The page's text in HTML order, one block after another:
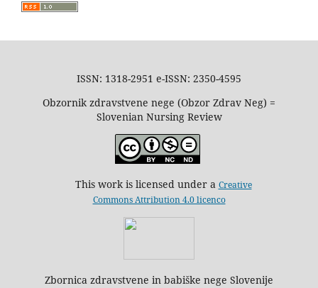
ISSN: 1318-2951 e-ISSN: 2350-4595
Obzornik zdravstvene nege (Obzor Zdrav Neg) =
Slovenian Nursing Review
This work is licensed under a Creative
Commons Attribution 4.0 licenco
Zbornica zdravstvene in babiške nege Slovenije